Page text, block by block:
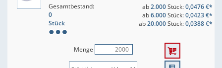
Gesamtbestand:
0
Stück
ab2.000Stück:0,0476 €*
ab6.000Stück:0,0423 €*
ab20.000Stück:0,0388 €*
Menge